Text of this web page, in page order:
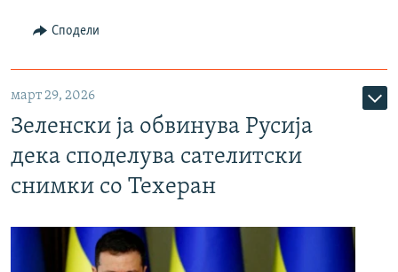
Сподели
март 29, 2026
Зеленски ја обвинува Русија
дека споделува сателитски
снимки со Техеран